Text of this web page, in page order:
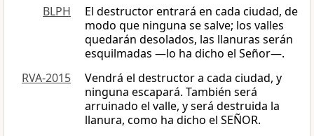
BLPH
El destructor entrará en cada ciudad, de
modo que ninguna se salve; los valles
quedarán desolados, las llanuras serán
esquilmadas —lo ha dicho el Señor—.
RVA-2015
Vendrá el destructor a cada ciudad, y
ninguna escapará. También será
arruinado el valle, y será destruida la
llanura, como ha dicho el SEÑOR.